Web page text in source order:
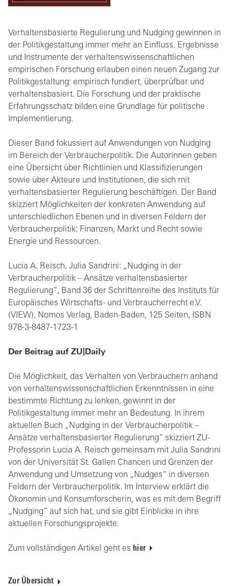
Verhaltensbasierte Regulierung und Nudging gewinnen in
der Politikgestaltung immer mehr an Einfluss. Ergebnisse
und Instrumente der verhaltenswissenschaftlichen
empirischen Forschung erlauben einen neuen Zugang zur
Politikgestaltung: empirisch fundiert, überprüfbar und
verhaltensbasiert. Die Forschung und der praktische
Erfahrungsschatz bilden eine Grundlage für politische
Implementierung.
Dieser Band fokussiert auf Anwendungen von Nudging
im Bereich der Verbraucherpolitik. Die Autorinnen geben
eine Übersicht über Richtlinien und Klassifizierungen
sowie über Akteure und Institutionen, die sich mit
verhaltensbasierter Regulierung beschäftigen. Der Band
skizziert Möglichkeiten der konkreten Anwendung auf
unterschiedlichen Ebenen und in diversen Feldern der
Verbraucherpolitik: Finanzen, Markt und Recht sowie
Energie und Ressourcen.
Lucia A. Reisch, Julia Sandrini: „Nudging in der
Verbraucherpolitik – Ansätze verhaltensbasierter
Regulierung“, Band 36 der Schriftenreihe des Instituts für
Europäisches Wirtschafts- und Verbraucherrecht e.V.
(VIEW), Nomos Verlag, Baden-Baden, 125 Seiten, ISBN
978-3-8487-1723-1
Der Beitrag auf ZU|Daily
Die Möglichkeit, das Verhalten von Verbrauchern anhand
von verhaltenswissenschaftlichen Erkenntnissen in eine
bestimmte Richtung zu lenken, gewinnt in der
Politikgestaltung immer mehr an Bedeutung. In ihrem
aktuellen Buch „Nudging in der Verbraucherpolitik –
Ansätze verhaltensbasierter Regulierung“ skizziert ZU-
Professorin Lucia A. Reisch gemeinsam mit Julia Sandrini
von der Universität St. Gallen Chancen und Grenzen der
Anwendung und Umsetzung von „Nudges“ in diversen
Feldern der Verbraucherpolitik. Im Interview erklärt die
Ökonomin und Konsumforscherin, was es mit dem Begriff
„Nudging“ auf sich hat, und sie gibt Einblicke in ihre
aktuellen Forschungsprojekte.
Zum vollständigen Artikel geht es hier
Zur Übersicht